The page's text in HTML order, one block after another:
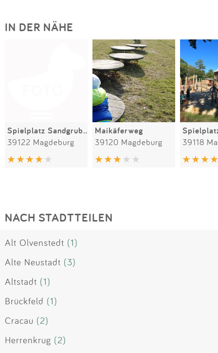
IN DER NÄHE
Spielplatz Sandgrubenweg
39122 Magdeburg
Maikäferweg
39120 Magdeburg 39118
NACH STADTTEILEN
Alt Olvenstedt (1)
Alte Neustadt (3)
Altstadt (1)
Brückfeld (1)
Cracau (2)
Herrenkrug (2)